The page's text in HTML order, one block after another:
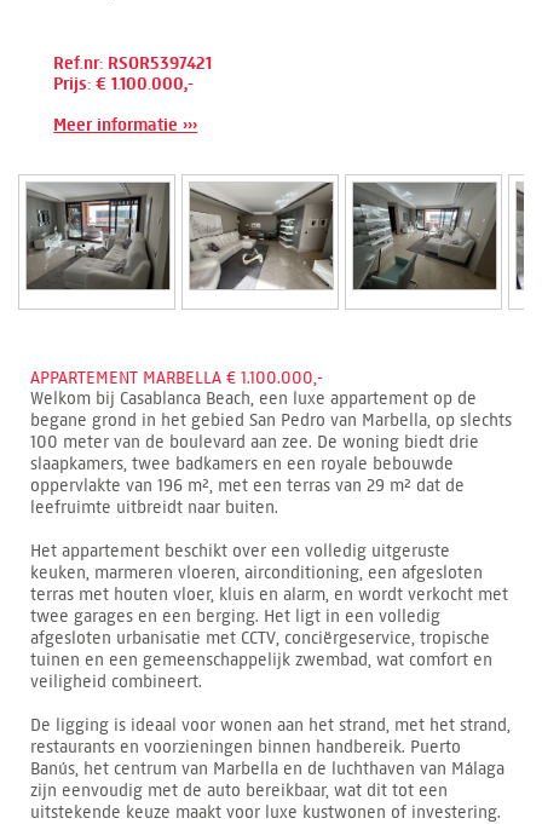
Ref.nr: RSOR5397421
Prijs: € 1.100.000,-
Meer informatie ›››
APPARTEMENT MARBELLA € 1.100.000,-
Welkom bij Casablanca Beach, een luxe appartement op de
begane grond in het gebied San Pedro van Marbella, op slechts
100 meter van de boulevard aan zee. De woning biedt drie
slaapkamers, twee badkamers en een royale bebouwde
oppervlakte van 196 m², met een terras van 29 m² dat de
leefruimte uitbreidt naar buiten.
Het appartement beschikt over een volledig uitgeruste
keuken, marmeren vloeren, airconditioning, een afgesloten
terras met houten vloer, kluis en alarm, en wordt verkocht met
twee garages en een berging. Het ligt in een volledig
afgesloten urbanisatie met CCTV, conciërgeservice, tropische
tuinen en een gemeenschappelijk zwembad, wat comfort en
veiligheid combineert.
De ligging is ideaal voor wonen aan het strand, met het strand,
restaurants en voorzieningen binnen handbereik. Puerto
Banús, het centrum van Marbella en de luchthaven van Málaga
zijn eenvoudig met de auto bereikbaar, wat dit tot een
uitstekende keuze maakt voor luxe kustwonen of investering.